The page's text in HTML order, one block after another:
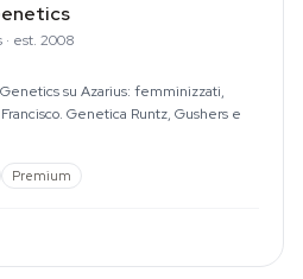
· est. 2008
su Azarius: femminizzati,
Genetica Runtz, Gushers e
Premium